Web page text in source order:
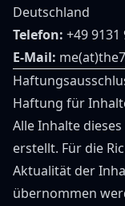
Deutschland
Telefon: +49 9131
E-Mail:
Haftung für
Alle Inhalte
erstellt. Für die
Aktualität der
übernommen